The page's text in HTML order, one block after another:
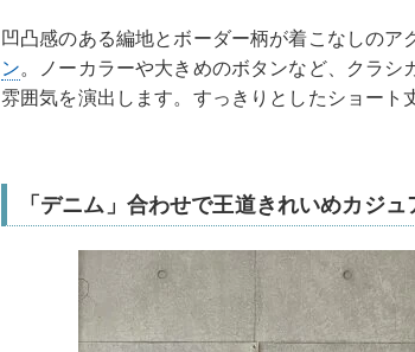
凹凸感のある編地とボーダー柄が着こなしのア
ン。ノーカラーや大きめのボタンなど、クラ
雰囲気を演出します。すっきりとしたショート
「デニム」合わせで王道きれいめカジュ